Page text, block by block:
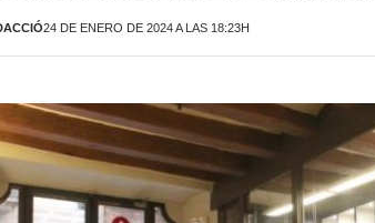
24 DE ENERO DE 2024 A LAS 18:23H